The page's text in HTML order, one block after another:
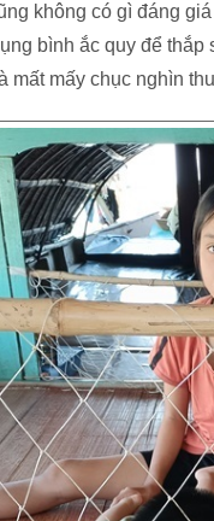
không có gì đáng
bình ắc quy để
mất mấy chục nghìn